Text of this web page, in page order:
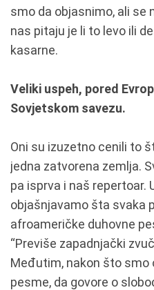
smo da objasnimo, ali se
nas pitaju je li to levo ili
kasarne.
Veliki uspeh, pored
Sovjetskom savezu.
Oni su izuzetno cenili to
jedna zatvorena zemlja.
pa isprva i naš repertoar.
objašnjavamo šta svaka
afroameričke duhovne
“Previše zapadnjački
Međutim, nakon što smo
pesme, da govore o